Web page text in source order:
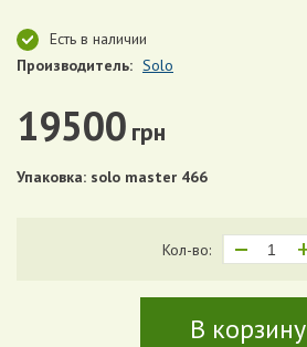
Есть в наличии
Производитель: Solo
19500 грн
Упаковка: solo master 466
Кол-во:
В корзину